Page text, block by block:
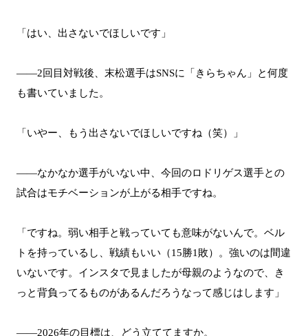
「はい、出さないでほしいです」
――2回目対戦後、末松選手はSNSに「きらちゃん」と何度
も書いていました。
「いやー、もう出さないでほしいですね（笑）」
――なかなか選手がいない中、今回のロドリゲス選手との
試合はモチベーションが上がる相手ですね。
「ですね。弱い相手と戦っていても意味がないんで。ベル
トを持っているし、戦績もいい（15勝1敗）。強いのは間違
いないです。インスタで見ましたが母親のようなので、き
っと背負ってるものがあるんだろうなって感じはします」
――2026年の目標は、どう立ててますか。